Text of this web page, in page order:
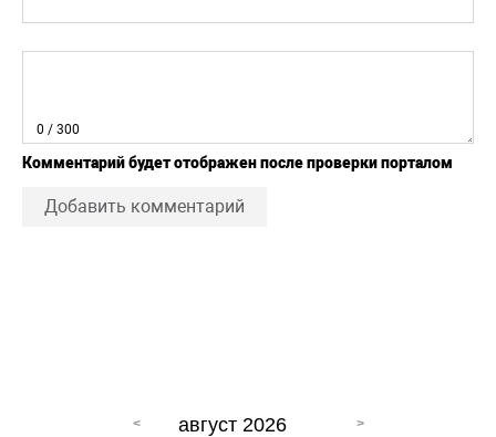
0 / 300
Комментарий будет отображен после проверки порталом
Добавить комментарий
август 2026